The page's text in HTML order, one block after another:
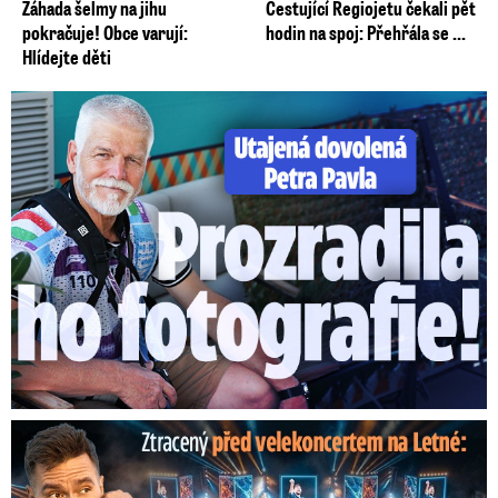
Záhada šelmy na jihu
pokračuje! Obce varují:
Hlídejte děti
Cestující Regiojetu čekali pět
hodin na spoj: Přehřála se ...
Utajená dovolená Petra Pavla: Prozradila ho fotka!
Ztracený škrtl ohňostroj na Letné! Ještě nezačal a už ...